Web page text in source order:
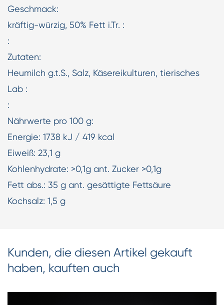
Geschmack:
kräftig-würzig, 50% Fett i.Tr. :
:
Zutaten:
Heumilch g.t.S., Salz, Käsereikulturen, tierisches
Lab :
:
Nährwerte pro 100 g:
Energie: 1738 kJ / 419 kcal
Eiweiß: 23,1 g
Kohlenhydrate: >0,1g ant. Zucker >0,1g
Fett abs.: 35 g ant. gesättigte Fettsäure
Kochsalz: 1,5 g
Kunden, die diesen Artikel gekauft
haben, kauften auch